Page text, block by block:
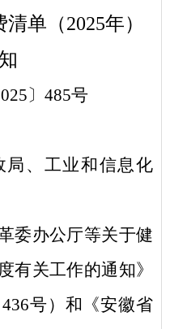
单（2025年）
〕 485号
局、工业和信息化
委办公厅等关于健
有关工作的通知》
436号）和《安徽省